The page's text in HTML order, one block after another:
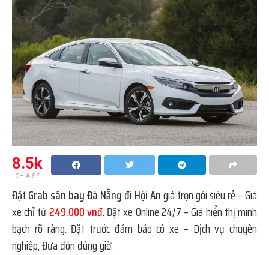
8.5k
CHIA SẺ
Đặt Grab sân bay Đà Nẵng đi Hội Angiá trọn gói siêu rẻ – Giá
xe chỉ từ 249.000 vnđ. Đặt xe Online 24/7 – Giá hiển thị minh
bạch rõ ràng. Đặt trước đảm bảo có xe – Dịch vụ chuyên
nghiệp, Đưa đón đúng giờ.